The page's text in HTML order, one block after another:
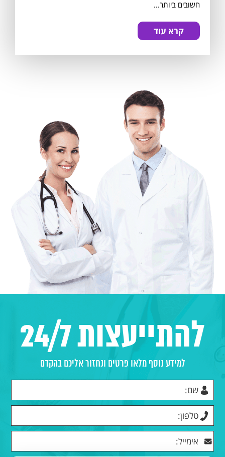
חשובים ביותר...
קרא עוד
להתייעצות 24/7
למידע נוסף מלאו פרטים ונחזור אליכם בהקדם